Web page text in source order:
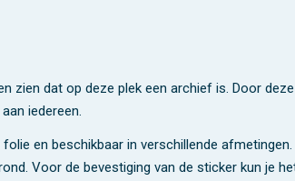
zien dat op deze plek een archief is. Door
iedereen.
en beschikbaar in verschillende
Voor de bevestiging van de sticker kun je